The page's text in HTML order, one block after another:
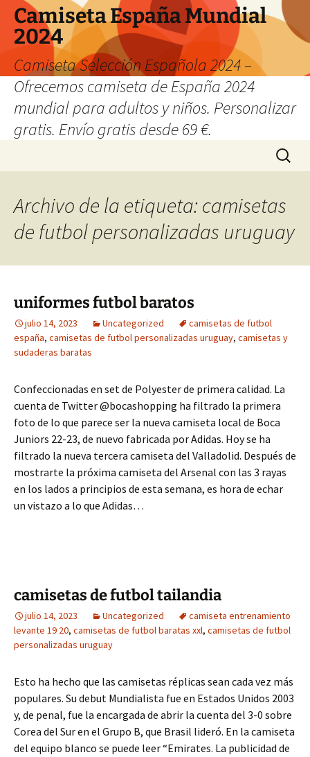
Camiseta España Mundial
2024
Camiseta Selección Española 2024 –
Ofrecemos camiseta de España 2024
mundial para adultos y niños. Personalizar
gratis. Envío gratis desde 69 €.
Buscar:
Archivo de la etiqueta: camisetas
de futbol personalizadas uruguay
uniformes futbol baratos
julio 14, 2023 Uncategorized
camisetas de futbol
españa, camisetas de futbol personalizadas uruguay, camisetas y
sudaderas baratas
Confeccionadas en set de Polyester de primera calidad. La
cuenta de Twitter @bocashopping ha filtrado la primera
foto de lo que parece ser la nueva camiseta local de Boca
Juniors 22-23, de nuevo fabricada por Adidas. Hoy se ha
filtrado la nueva tercera camiseta del Valladolid. Después de
mostrarte la próxima camiseta del Arsenal con las 3 rayas
en los lados a principios de esta semana, es hora de echar
un vistazo a lo que Adidas…
camisetas de futbol tailandia
julio 14, 2023 Uncategorized
camiseta entrenamiento
levante 19 20, camisetas de futbol baratas xxl, camisetas de futbol
personalizadas uruguay
Esto ha hecho que las camisetas réplicas sean cada vez más
populares. Su debut Mundialista fue en Estados Unidos 2003
y, de penal, fue la encargada de abrir la cuenta del 3-0 sobre
Corea del Sur en el Grupo B, que Brasil lideró. En la camiseta
del equipo blanco se puede leer “Emirates. La publicidad de